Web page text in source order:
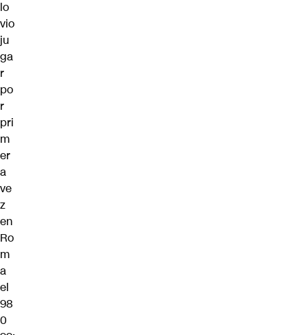
lo
vio
ju
ga
r
po
r
pri
m
er
a
ve
z
en
Ro
m
a
el
98
0